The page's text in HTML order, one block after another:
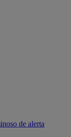
de alerta